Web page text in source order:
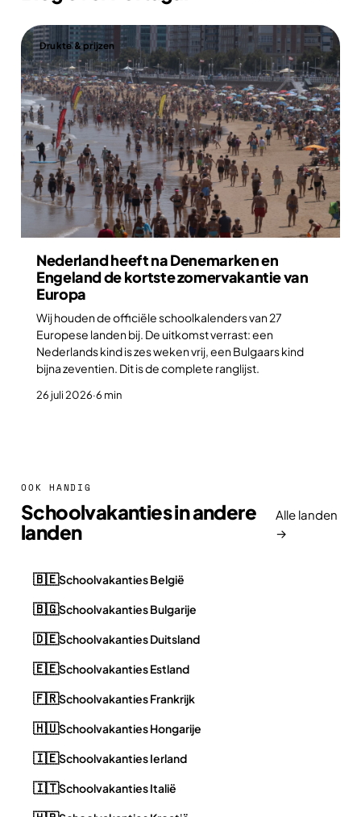
Drukte & prijzen
Nederland heeft na Denemarken en
Engeland de kortste zomervakantie van
Europa
Wij houden de officiële schoolkalenders van 27
Europese landen bij. De uitkomst verrast: een
Nederlands kind is zes weken vrij, een Bulgaars kind
bijna zeventien. Dit is de complete ranglijst.
26 juli 2026·6 min
OOK HANDIG
Schoolvakanties in andere
landen
Alle landen
→
🇧🇪Schoolvakanties België
🇧🇬Schoolvakanties Bulgarije
🇩🇪Schoolvakanties Duitsland
🇪🇪Schoolvakanties Estland
🇫🇷Schoolvakanties Frankrijk
🇭🇺Schoolvakanties Hongarije
🇮🇪Schoolvakanties Ierland
🇮🇹Schoolvakanties Italië